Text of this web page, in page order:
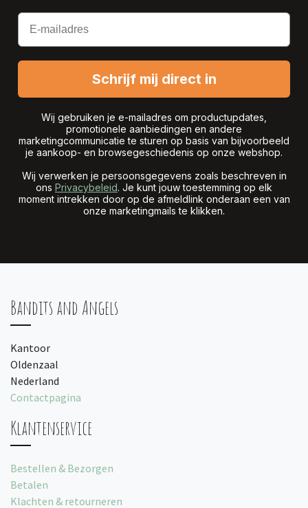
Email
Schrijf mij direct in
Wij gebruiken je e-mailadres om productupdates,
promotionele aanbiedingen en andere
marketingcommunicatie te sturen op basis van bijvoorbeeld
je aankoop- en browsegeschiedenis op onze webshop.
Wij verwerken je persoonsgegevens zoals beschreven in
ons Privacybeleid. Je kunt jouw toestemming op elk
moment intrekken door op de afmeldlink onderaan een van
onze marketingmails te klikken.
Bandits and Angels
Kantoor
Oldenzaal
Nederland
Contactpagina
Klantenservice
Bestellen & Bezorgen
Betalen
Klachten & retourneren